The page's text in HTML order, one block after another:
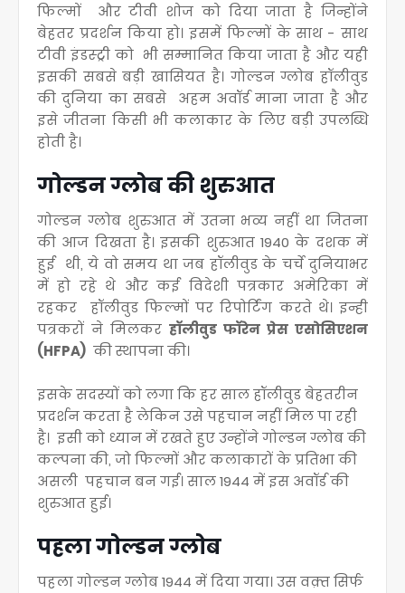
फिल्मों और टीवी शोज को दिया जाता है जिन्होंने
बेहतर प्रदर्शन किया हो। इसमें फिल्मों के साथ - साथ
टीवी इंडस्ट्री को भी सम्मानित किया जाता है और यही
इसकी सबसे बड़ी खासियत है। गोल्डन ग्लोब हॉलीवुड
की दुनिया का सबसे अहम अवॉर्ड माना जाता है और
इसे जीतना किसी भी कलाकार के लिए बड़ी उपलब्धि
होती है।
गोल्डन ग्लोब की शुरुआत
गोल्डन ग्लोब शुरुआत में उतना भव्य नहीं था जितना
की आज दिखता है। इसकी शुरुआत 1940 के दशक में
हुई थी, ये वो समय था जब हॉलीवुड के चर्चे दुनियाभर
में हो रहे थे और कई विदेशी पत्रकार अमेरिका में
रहकर हॉलीवुड फिल्मों पर रिपोर्टिंग करते थे। इन्ही
पत्रकरों ने मिलकर हॉलीवुड फॉरेन प्रेस एसोसिएशन
(HFPA) की स्थापना की।
इसके सदस्यों को लगा कि हर साल हॉलीवुड बेहतरीन
प्रदर्शन करता है लेकिन उसे पहचान नहीं मिल पा रही
है। इसी को ध्यान में रखते हुए उन्होंने गोल्डन ग्लोब की
कल्पना की, जो फिल्मों और कलाकारों के प्रतिभा की
असली पहचान बन गई। साल 1944 में इस अवॉर्ड की
शुरुआत हुई।
पहला गोल्डन ग्लोब
पहला गोल्डन ग्लोब 1944 में दिया गया। उस वक़्त सिर्फ